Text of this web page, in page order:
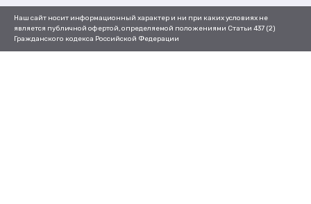
Наш сайт носит информационный характер и ни при каких условиях не
является публичной офертой, определяемой положениями Статьи 437 (2)
Гражданского кодекса Российской Федерации